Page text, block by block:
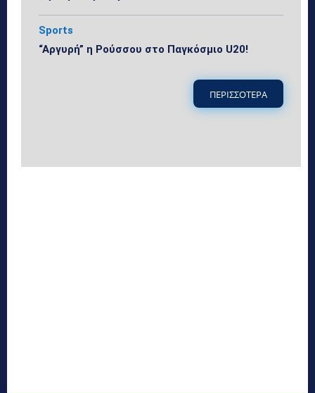
Sports
“Αργυρή” η Ρούσσου στο Παγκόσμιο U20!
ΠΕΡΙΣΣΟΤΕΡΑ